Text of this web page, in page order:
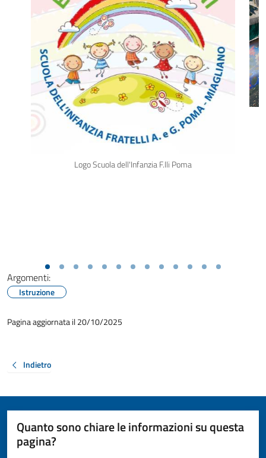
Logo Scuola dell'Infanzia F.lli Poma
Argomenti:
Istruzione
Pagina aggiornata il 20/10/2025
Indietro
Quanto sono chiare le informazioni su questa
pagina?